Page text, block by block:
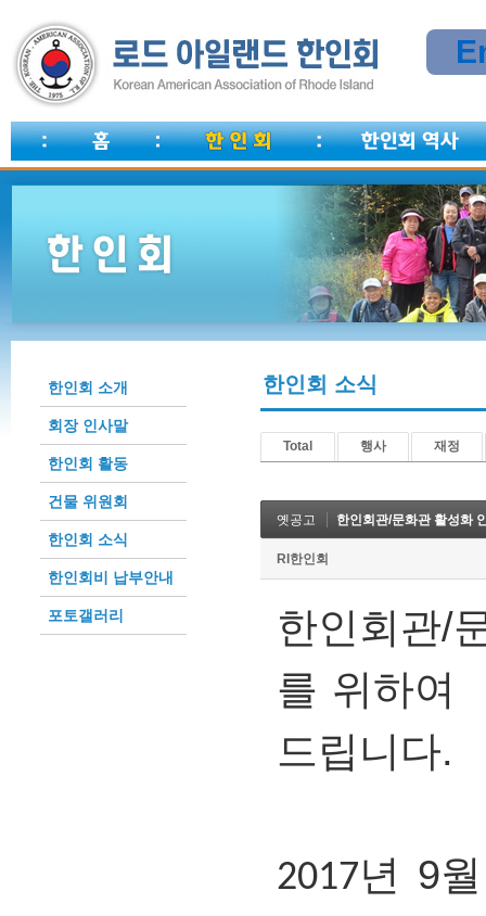
한인회 소개
회장 인사말
한인회 활동
건물 위원회
한인회 소식
한인회비 납부안내
포토갤러리
한인회 소식
Total 행사 재정
옛공고 한인회관/문화관 활성화
RI한인회
한인회관/
를 위하여
드립니다.
2017년 9월